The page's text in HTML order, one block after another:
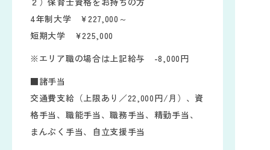
4年制大学 ¥227,000～
短期大学 ¥225,000
※エリア職の場合は上記給与 -8,000円
■諸手当
交通費支給（上限あり／22,000円/月）、資
格手当、職能手当、職務手当、精勤手当、
まんぷく手当、自立支援手当